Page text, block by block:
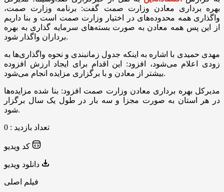
بهره برداری معادن وزارت صمت گفت: برنامه وزارت صمت،
واگذاری همه محدوده‌های در اختیار وزارت صمت است و بنا داریم
از این پس همه معادن به صورت بسته‌های سرمایه گذاری به بهره
برداران واگذار شود.
مهدی حمیدی با اشاره به اینکه جدول زمانبندی و نحوه واگذاری‌ها به
زودی اعلام می‌شود، افزود: این اقدام برای ایجاد ارزش افزوده
بیشتر از معادن و با برگزاری مزایده انجام می‌شود.
مدیرکل بهره برداری معادن وزارت صمت افزود: بنا شده مزایده‌ها
در هر استان به صورت مجزا و سه بار در طول یک سال برگزار
شود.
تعداد بازدید : 0
فیلم اصلی